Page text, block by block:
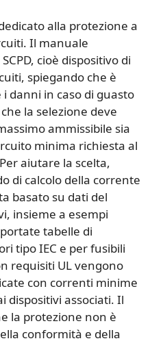
alla protezione a
Il manuale
cioè dispositivo di
spiegando che è
danni in caso di guasto
la selezione deve
ammissibile sia
minima richiesta al
aiutare la scelta,
di calcolo della corrente
basato su dati del
insieme a esempi
tabelle di
tipo IEC e per fusibili
requisiti UL vengono
con correnti minime
dispositivi associati. Il
la protezione non è
conformità e della